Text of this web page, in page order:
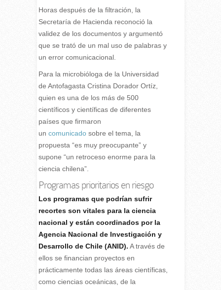
Horas después de la filtración, la
Secretaría de Hacienda reconoció la
validez de los documentos y argumentó
que se trató de un mal uso de palabras y
un error comunicacional.
Para la microbióloga de la Universidad
de Antofagasta Cristina Dorador Ortíz,
quien es una de los más de 500
científicos y científicas de diferentes
países que firmaron
un comunicadosobre el tema, la
propuesta “es muy preocupante” y
supone “un retroceso enorme para la
ciencia chilena”.
Programas prioritarios en riesgo
Los programas que podrían sufrir
recortes son vitales para la ciencia
nacional y están coordinados por la
Agencia Nacional de Investigación y
Desarrollo de Chile (ANID). A través de
ellos se financian proyectos en
prácticamente todas las áreas científicas,
como ciencias oceánicas, de la